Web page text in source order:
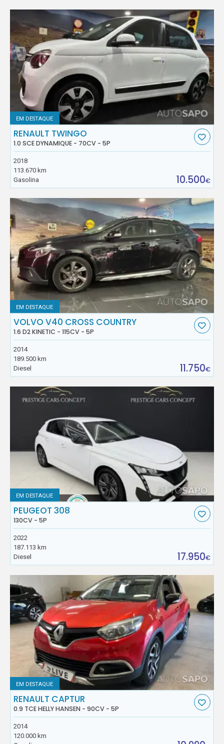
EM DESTAQUE
RENAULT TWINGO
1.0 SCE DYNAMIQUE - 70CV - 5P
2018
113.670 km
Gasolina
10.500€
EM DESTAQUE
VOLVO V40 CROSS COUNTRY
1.6 D2 KINETIC - 115CV - 5P
2014
189.500 km
Diesel
11.750€
EM DESTAQUE
PEUGEOT 308
130CV - 5P
2022
187.113 km
Diesel
17.950€
EM DESTAQUE
RENAULT CAPTUR
0.9 TCE HELLY HANSEN - 90CV - 5P
2014
120.000 km